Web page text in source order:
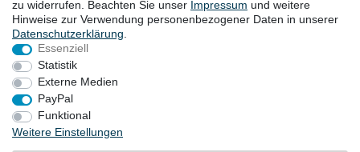
Promotion
STANDORTE
Widerrufsrecht
Datenschutzerklärung
zu widerrufen. Beachten Sie unser Impressum und weitere
Hinweise zur Verwendung personenbezogener Daten in unserer
Daten­schutz­erklärung
Essenziell
Statistik
Externe Medien
PayPal
Funktional
Weitere Einstellungen